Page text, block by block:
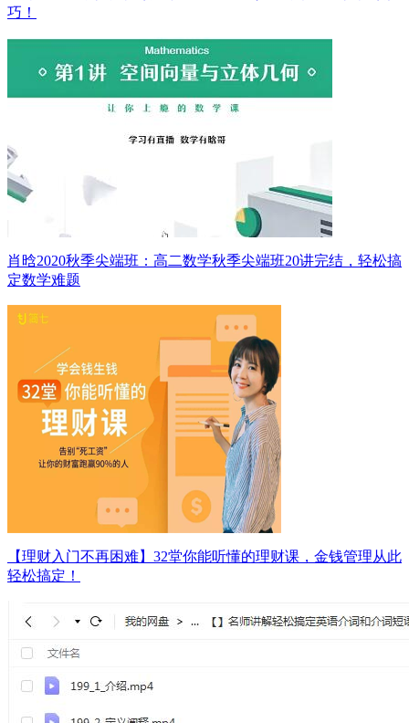
巧！
肖晗2020秋季尖端班：高二数学秋季尖端班20讲完结，轻松搞
定数学难题
【理财入门不再困难】32堂你能听懂的理财课，金钱管理从此
轻松搞定！